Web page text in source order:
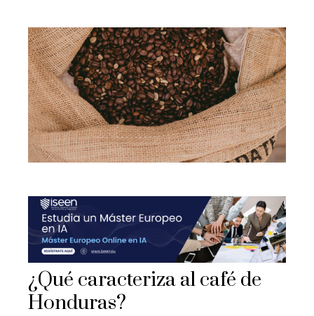
¿Qué caracteriza al café de
Honduras?